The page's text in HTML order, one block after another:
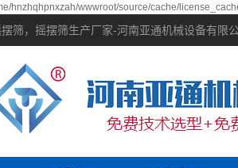
hnzhqhpnxzah/wwwroot/source/cache/
筛，摇摆筛生产厂家-河南亚通机械设备有限公